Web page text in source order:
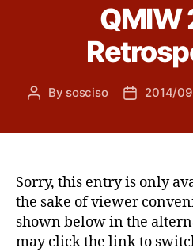
QMIW
Post
By sosciso
Post2014/
Sorry, this entry is only
the sake of viewer
shown below in the
may click the link to